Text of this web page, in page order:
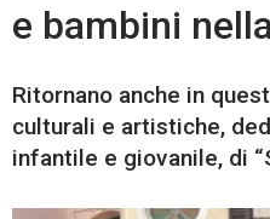
e bambini
Ritornano anche in
culturali e artistiche,
infantile e giovanile, di